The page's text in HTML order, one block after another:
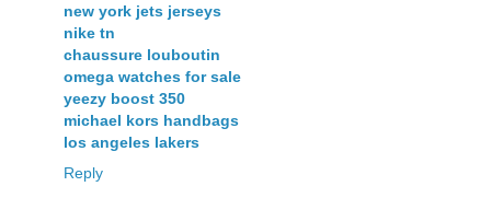
new york jets jerseys
nike tn
chaussure louboutin
omega watches for sale
yeezy boost 350
michael kors handbags
los angeles lakers
Reply